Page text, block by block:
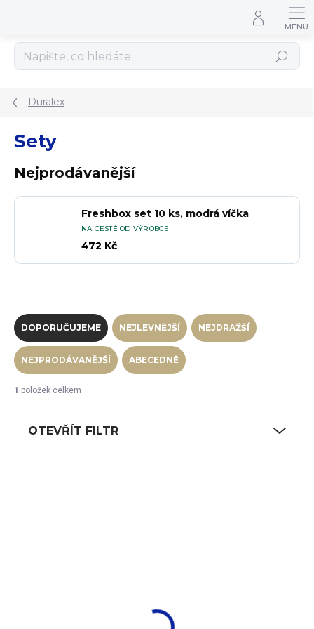
Hledat
Duralex
Sety
Nejprodávanější
Freshbox set 10 ks, modrá víčka
NA CESTĚ OD VÝROBCE
472 Kč
Řazení produktů
DOPORUČUJEME NEJLEVNĚJŠÍ NEJDRAŽŠÍ
NEJPRODÁVANĚJŠÍ ABECEDNĚ
1 položek celkem
OTEVŘÍT FILTR